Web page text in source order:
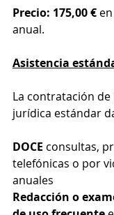
Precio: 175,00 €
anual.
Asistencia
La contratación de
jurídica estándar
DOCE consultas,
telefónicas o por
anuales
Redacción o